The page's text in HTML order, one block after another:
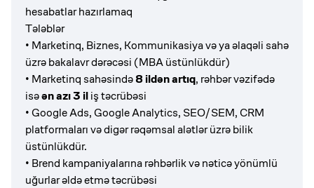
hesabatlar hazırlamaq
Tələblər
• Marketinq, Biznes, Kommunikasiya və ya əlaqəli sahə
üzrə bakalavr dərəcəsi (MBA üstünlükdür)
• Marketinq sahəsində8 ildən artıq, rəhbər vəzifədə
isəən azı 3 iliş təcrübəsi
• Google Ads, Google Analytics, SEO/SEM, CRM
platformaları və digər rəqəmsal alətlər üzrə bilik
üstünlükdür.
• Brend kampaniyalarına rəhbərlik və nəticə yönümlü
uğurlar əldə etmə təcrübəsi